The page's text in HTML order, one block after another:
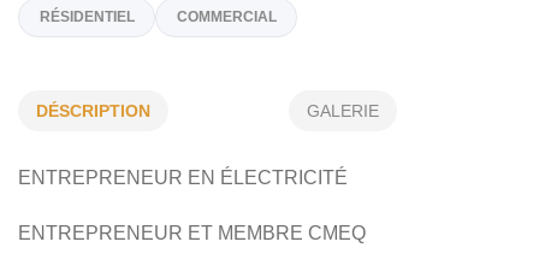
Spécialités
BORNE DE CHARGEMENT ENTRÉE ÉLECTRIQUE
RÉSIDENTIEL COMMERCIAL
DÉSCRIPTION GALERIE
ENTREPRENEUR EN ÉLECTRICITÉ
ENTREPRENEUR ET MEMBRE CMEQ